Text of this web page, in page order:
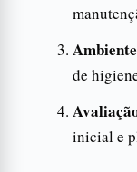
de
inicial e